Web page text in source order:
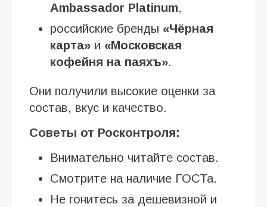
Ambassador Platinum,
российские бренды «Чёрная
карта» и «Московская
кофейня на паяхъ».
Они получили высокие оценки за
состав, вкус и качество.
Советы от Росконтроля:
Внимательно читайте состав.
Смотрите на наличие ГОСТа.
Не гонитесь за дешевизной и